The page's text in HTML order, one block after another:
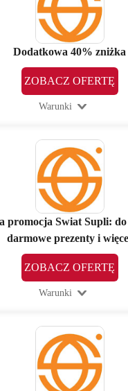
Dodatkowa 40% zniżka
ZOBACZ OFERTĘ
Warunki
promocja Swiat Supli:
darmowe prezenty i
ZOBACZ OFERTĘ
Warunki